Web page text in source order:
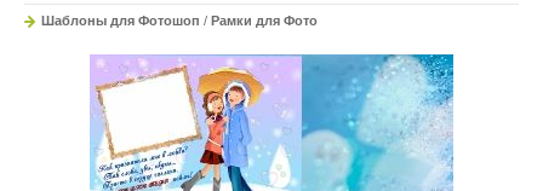
Шаблоны для Фотошоп / Рамки для Фото